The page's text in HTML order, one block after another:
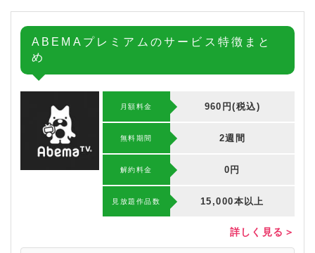
ABEMAプレミアムのサービス特徴まと
め
月額料金 960円(税込)
無料期間 2週間
解約料⾦ 0円
⾒放題作品数 15,000本以上
詳しく見る＞